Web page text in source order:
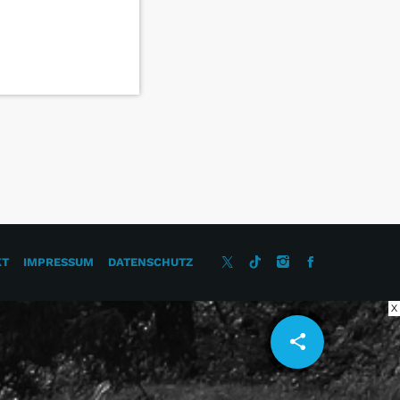
share
email
IMPRESSUM DATENSCHUTZ
X